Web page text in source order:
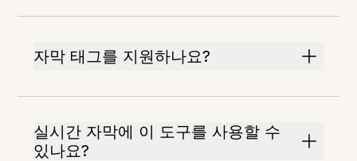
자막 태그를 지원하나요?
실시간 자막에 이 도구를 사용할 수
있나요?